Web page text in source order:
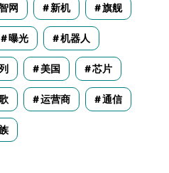
网 新机 旗舰
曝光 机器人
美国 芯片
运营商 通信